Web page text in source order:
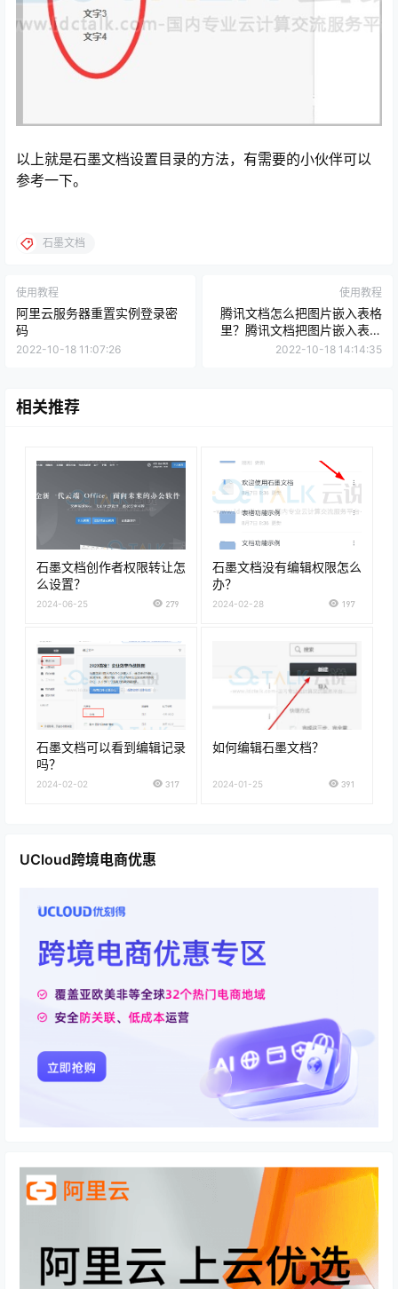
以上就是石墨文档设置目录的方法，有需要的小伙伴可以
参考一下。
石墨文档
使用教程
阿里云服务器重置实例登录密
码
2022-10-18 11:07:26
使用教程
腾讯文档怎么把图片嵌入表格
里？腾讯文档把图片嵌入表格
的方法
2022-10-18 14:14:35
相关推荐
石墨文档创作者权限转让怎
么设置？
2024-06-25 279
石墨文档没有编辑权限怎么
办？
2024-02-28 197
石墨文档可以看到编辑记录
吗？
2024-02-02 317
如何编辑石墨文档？
2024-01-25 391
UCloud跨境电商优惠